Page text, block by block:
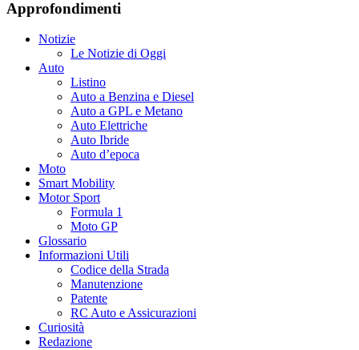
Approfondimenti
Notizie
Le Notizie di Oggi
Auto
Listino
Auto a Benzina e Diesel
Auto a GPL e Metano
Auto Elettriche
Auto Ibride
Auto d’epoca
Moto
Smart Mobility
Motor Sport
Formula 1
Moto GP
Glossario
Informazioni Utili
Codice della Strada
Manutenzione
Patente
RC Auto e Assicurazioni
Curiosità
Redazione